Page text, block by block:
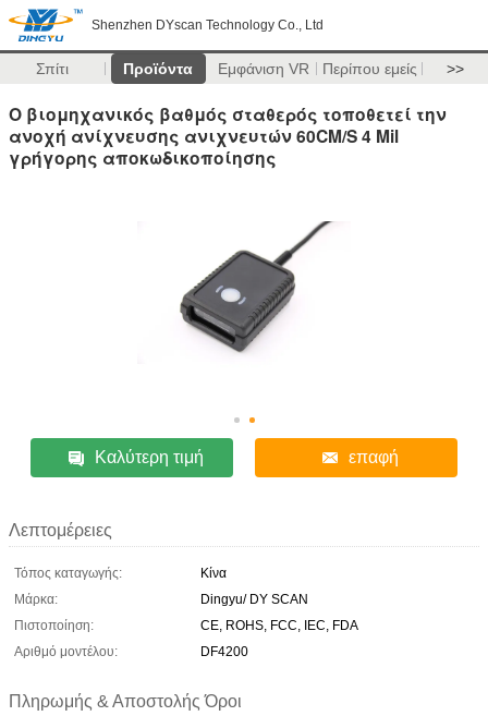
Shenzhen DYscan Technology Co., Ltd
Σπίτι Προϊόντα Εμφάνιση VR Περίπου εμείς >>
Ο βιομηχανικός βαθμός σταθερός τοποθετεί την
ανοχή ανίχνευσης ανιχνευτών 60CM/S 4 Mil
γρήγορης αποκωδικοποίησης
Καλύτερη τιμή επαφή
Λεπτομέρειες
Τόπος καταγωγής:
Κίνα
Μάρκα:
Dingyu/ DY SCAN
Πιστοποίηση:
CE, ROHS, FCC, IEC, FDA
Αριθμό μοντέλου:
DF4200
Πληρωμής & Αποστολής Όροι